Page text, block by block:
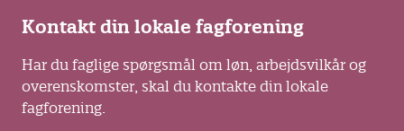
Kontakt din lokale fagforening
Har du faglige spørgsmål om løn, arbejdsvilkår og
overenskomster, skal du kontakte din lokale
fagforening.